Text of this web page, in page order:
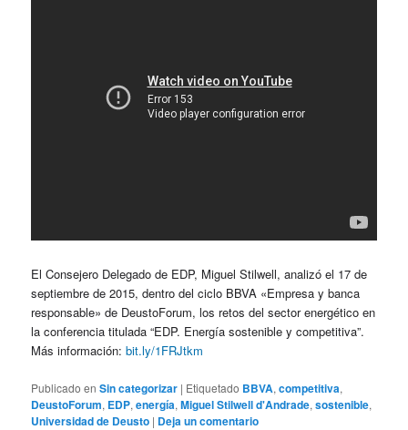
El Consejero Delegado de EDP, Miguel Stilwell, analizó el 17 de
septiembre de 2015, dentro del ciclo BBVA «Empresa y banca
responsable» de DeustoForum, los retos del sector energético en
la conferencia titulada “EDP. Energía sostenible y competitiva”.
Más información:bit.ly/1FRJtkm
Publicado en Sin categorizar | Etiquetado BBVA,competitiva,
DeustoForum, EDP,energía,Miguel Stilwell d'Andrade,sostenible,
Universidad de Deusto | Deja un comentario